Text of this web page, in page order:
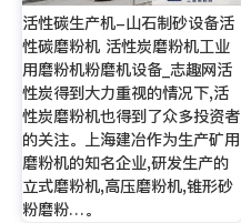
活性碳生产机-山石制砂设备活
性碳磨粉机 活性炭磨粉机工业
用磨粉机粉磨机设备_志趣网活
性炭得到大力重视的情况下,活
性炭磨粉机也得到了众多投资者
的关注。上海建冶作为生产矿用
磨粉机的知名企业,研发生产的
立式磨粉机,高压磨粉机,锥形砂
粉磨粉…。